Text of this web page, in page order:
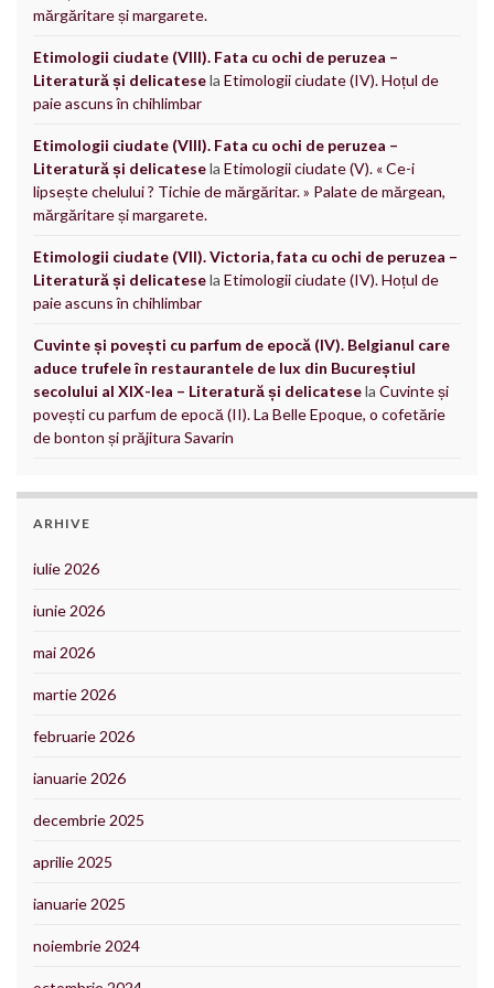
mărgăritare și margarete.
Etimologii ciudate (VIII). Fata cu ochi de peruzea –
Literatură și delicatesela Etimologii ciudate (IV). Hoțul de
paie ascuns în chihlimbar
Etimologii ciudate (VIII). Fata cu ochi de peruzea –
Literatură și delicatesela Etimologii ciudate (V). « Ce-i
lipsește chelului ? Tichie de mărgăritar. » Palate de mărgean,
mărgăritare și margarete.
Etimologii ciudate (VII). Victoria, fata cu ochi de peruzea –
Literatură și delicatesela Etimologii ciudate (IV). Hoțul de
paie ascuns în chihlimbar
Cuvinte și povești cu parfum de epocă (IV). Belgianul care
aduce trufele în restaurantele de lux din Bucureștiul
secolului al XIX-lea – Literatură și delicatesela Cuvinte și
povești cu parfum de epocă (II). La Belle Epoque, o cofetărie
de bonton și prăjitura Savarin
ARHIVE
iulie 2026
iunie 2026
mai 2026
martie 2026
februarie 2026
ianuarie 2026
decembrie 2025
aprilie 2025
ianuarie 2025
noiembrie 2024